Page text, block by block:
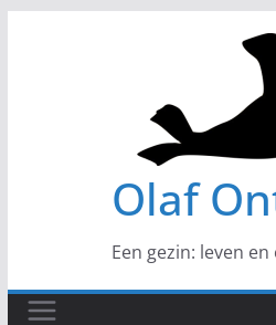
Olaf
Een gezin: leven